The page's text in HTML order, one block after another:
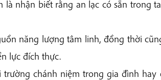
là nhận biết rằng an lạc có sẵn trong
năng lượng tâm linh, đồng thời
lực đích thực.
chánh niệm trong gia đình hay